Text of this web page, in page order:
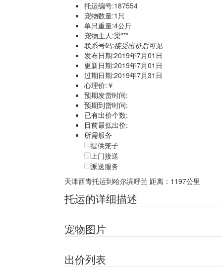
托运编号:187554
宠物数量:1只
单只重量:4公斤
宠物主人:梁***
联系号码:接受出价后可见
发布日期:2019年7月01日
更新日期:2019年7月01日
过期日期:2019年7月31日
心理价:￥
预期发货时间:
预期到货时间:
已有出价个数:
目前最低出价:
所需服务
提供笼子
上门接送
派送服务
天津西青托运到哈尔滨呼兰 距离：1197公里
托运的详细描述
宠物图片
出价列表